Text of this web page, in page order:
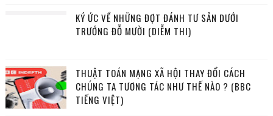
KÝ ỨC VỀ NHỮNG ĐỢT ĐÁNH TƯ SẢN DƯỚI
TRƯỚNG ĐỖ MƯỜI (DIỄM THI)
THUẬT TOÁN MẠNG XÃ HỘI THAY ĐỔI CÁCH
CHÚNG TA TƯƠNG TÁC NHƯ THẾ NÀO ? (BBC
TIẾNG VIỆT)